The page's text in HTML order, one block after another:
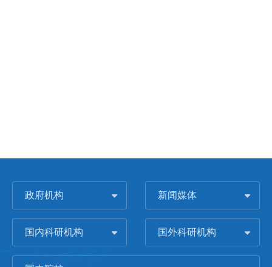
政府机构 新闻媒体
国内科研机构 国外科研机构